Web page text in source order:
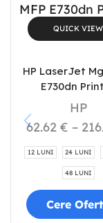
QUICK VIEW
HP LaserJet
E730dn
HP
62.62€ –
12 LUNI 24 LUNI
48 LUNI
Cere